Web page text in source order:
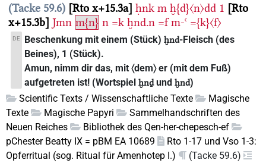
Tacke 59.6 Rto x+15.3a ḥnk m ḫ{d}〈n〉dd 1
Rto
x+15.3b Jmn m{n} n =k ḫnd.n =f m-ꜥ ={k}〈f〉
DE Beschenkung mit einem (Stück)ḫnd-Fleisch (des
Beines), 1 (Stück).
Amun, nimm dir das, mit 〈dem〉 er (mit dem Fuß)
aufgetreten ist! (Wortspielḫnḏundḫnd)
Scientific Texts / Wissenschaftliche Texte
Magische
Texte
Magische Papyri
Sammelhandschriften des
Neuen Reiches
Bibliothek des Qen-her-chepesch-ef
pChester Beatty IX = pBM EA 10689
Rto 1-17 und Vso 1-3:
Opferritual (sog. Ritual für Amenhotep I.)
(Tacke 59.6)